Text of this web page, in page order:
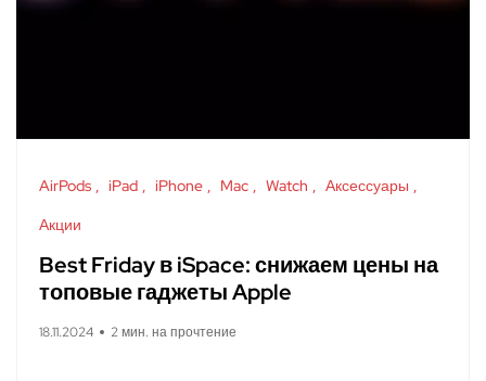
AirPods iPad iPhone Mac Watch
Аксессуары
Акции
Best Friday в iSpace: снижаем цены на
топовые гаджеты Apple
18.11.2024 2 мин. на прочтение